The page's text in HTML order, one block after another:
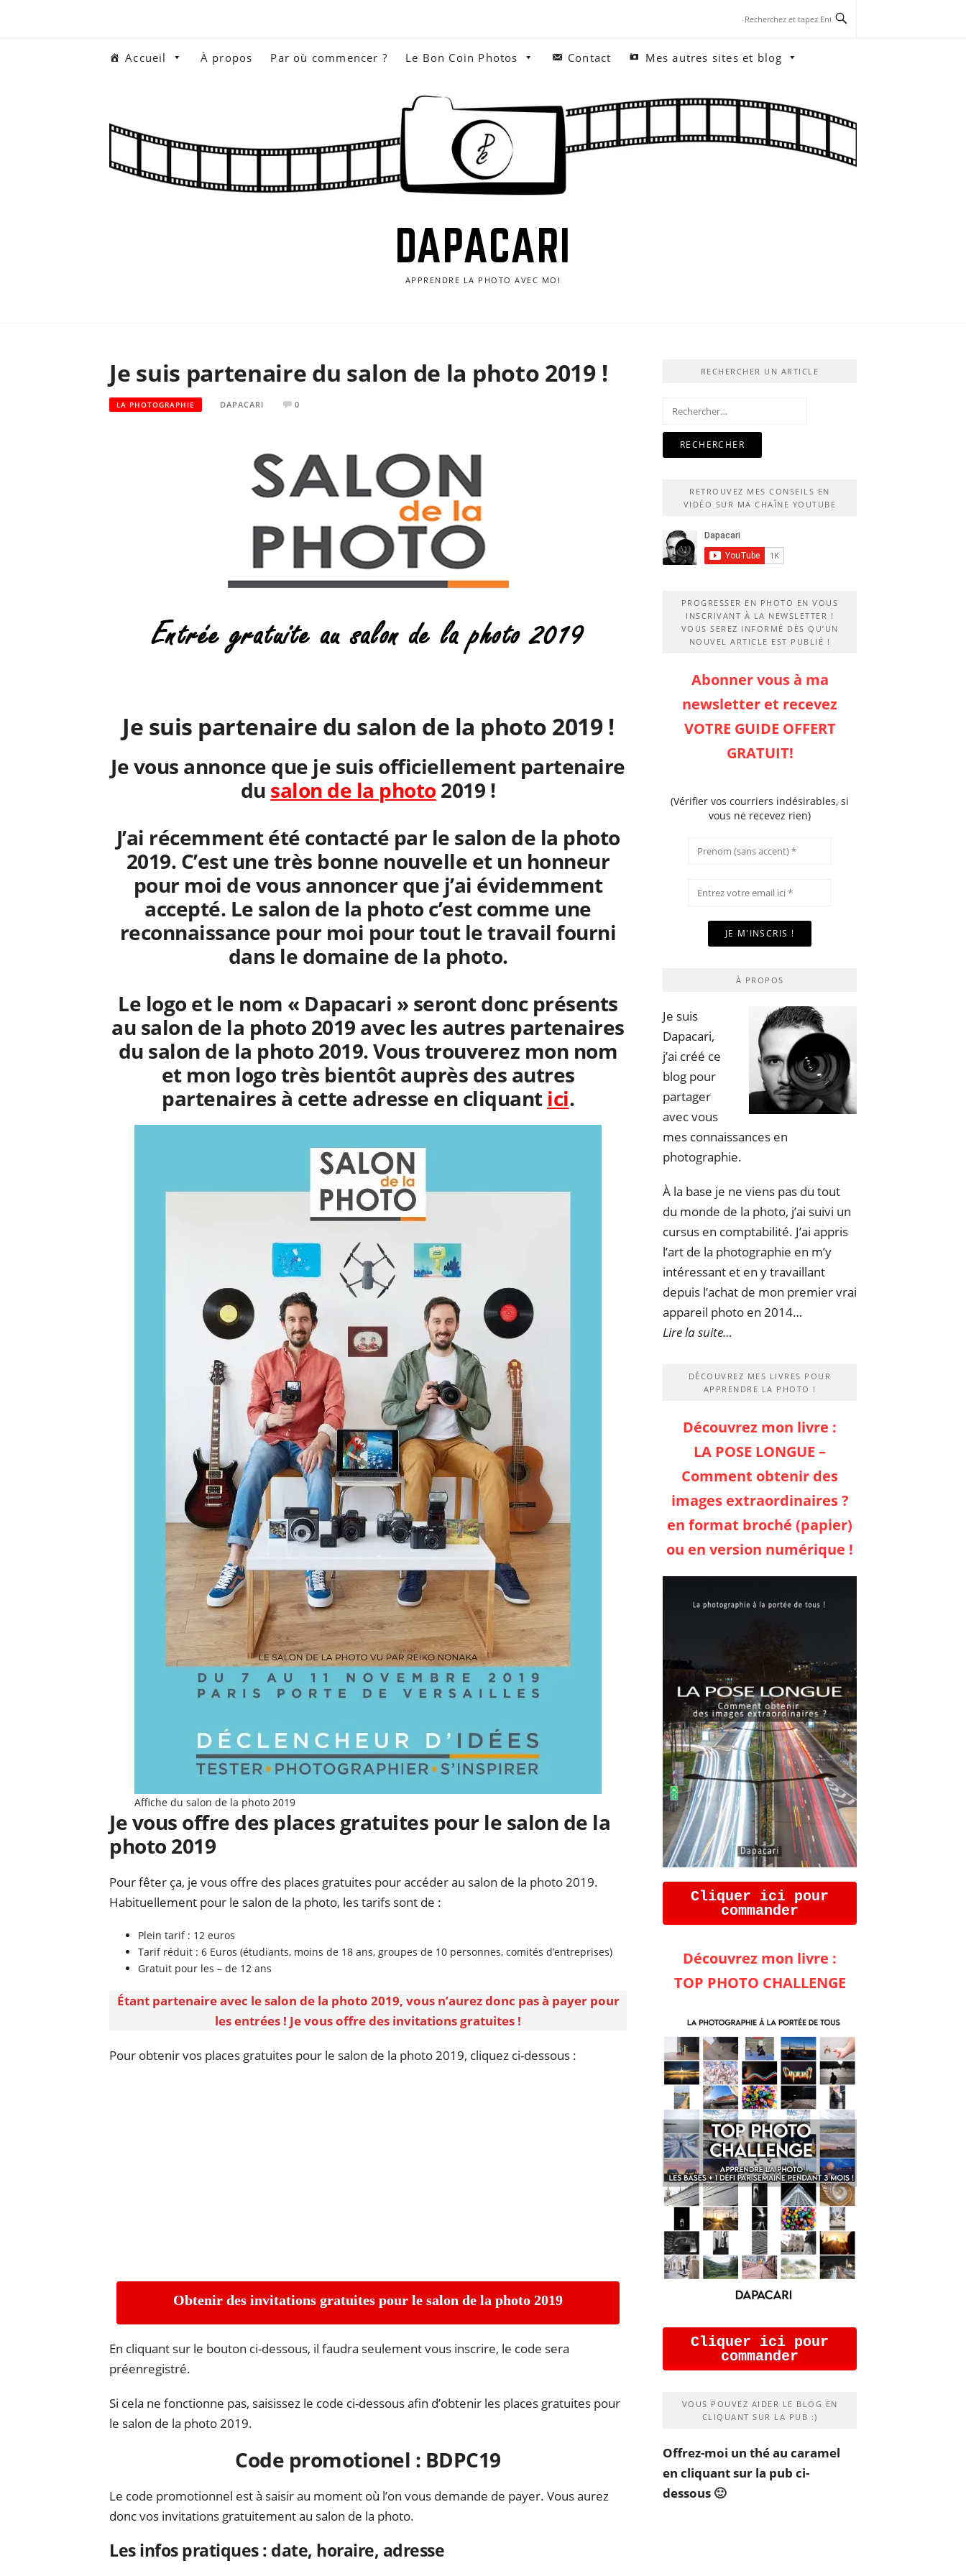
Accueil À propos Par où commencer ? Le Bon Coin Photos Contact Mes autres sites et blog
DAPACARI
APPRENDRE LA PHOTO AVEC MOI
Je suis partenaire du salon de la photo 2019 !
LA PHOTOGRAPHIE DAPACARI 0
Je suis partenaire du salon de la photo 2019 !
Je vous annonce que je suis officiellement partenaire
du salon de la photo 2019 !
J’ai récemment été contacté par le salon de la photo
2019. C’est une très bonne nouvelle et un honneur
pour moi de vous annoncer que j’ai évidemment
accepté. Le salon de la photo c’est comme une
reconnaissance pour moi pour tout le travail fourni
dans le domaine de la photo.
Le logo et le nom « Dapacari » seront donc présents
au salon de la photo 2019 avec les autres partenaires
du salon de la photo 2019. Vous trouverez mon nom
et mon logo très bientôt auprès des autres
partenaires à cette adresse en cliquant ici.
Affiche du salon de la photo 2019
Je vous offre des places gratuites pour le salon de la
photo 2019
Pour fêter ça, je vous offre des places gratuites pour accéder au salon de la photo 2019.
Habituellement pour le salon de la photo, les tarifs sont de :
Plein tarif : 12 euros
Tarif réduit : 6 Euros (étudiants, moins de 18 ans, groupes de 10 personnes, comités d’entreprises)
Gratuit pour les – de 12 ans
Étant partenaire avec le salon de la photo 2019, vous n’aurez donc pas à payer pour
les entrées ! Je vous offre des invitations gratuites !
Pour obtenir vos places gratuites pour le salon de la photo 2019, cliquez ci-dessous :
Obtenir des invitations gratuites pour le salon de la photo 2019
En cliquant sur le bouton ci-dessous, il faudra seulement vous inscrire, le code sera
préenregistré.
Si cela ne fonctionne pas, saisissez le code ci-dessous afin d’obtenir les places gratuites pour
le salon de la photo 2019.
Code promotionel : BDPC19
Le code promotionnel est à saisir au moment où l’on vous demande de payer. Vous aurez
donc vos invitations gratuitement au salon de la photo.
Les infos pratiques : date, horaire, adresse
RECHERCHER UN ARTICLE
Rechercher :
RETROUVEZ MES CONSEILS EN
VIDÉO SUR MA CHAÎNE YOUTUBE
PROGRESSER EN PHOTO EN VOUS
INSCRIVANT À LA NEWSLETTER !
VOUS SEREZ INFORMÉ DÈS QU’UN
NOUVEL ARTICLE EST PUBLIÉ !
Abonner vous à ma
newsletter et recevez
VOTRE GUIDE OFFERT
GRATUIT!
(Vérifier vos courriers indésirables, si
vous ne recevez rien)
À PROPOS
Je suis
Dapacari,
j’ai créé ce
blog pour
partager
avec vous
mes connaissances en
photographie.
À la base je ne viens pas du tout
du monde de la photo, j’ai suivi un
cursus en comptabilité. J’ai appris
l’art de la photographie en m’y
intéressant et en y travaillant
depuis l’achat de mon premier vrai
appareil photo en 2014…
Lire la suite…
DÉCOUVREZ MES LIVRES POUR
APPRENDRE LA PHOTO !
Découvrez mon livre :
LA POSE LONGUE –
Comment obtenir des
images extraordinaires ?
en format broché (papier)
ou en version numérique !
Cliquer ici pour
commander
Découvrez mon livre :
TOP PHOTO CHALLENGE
Cliquer ici pour
commander
VOUS POUVEZ AIDER LE BLOG EN
CLIQUANT SUR LA PUB :)
Offrez-moi un thé au caramel
en cliquant sur la pub ci-
dessous 🙂